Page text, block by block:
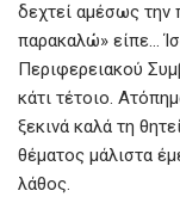
δεχτεί αμέσως την
παρακαλώ» είπε…
Περιφερειακού
κάτι τέτοιο.
ξεκινά καλά τη
θέματος μάλιστα
λάθος.